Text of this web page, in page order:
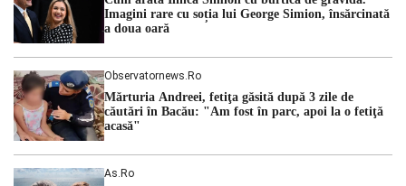
hidrologic din ultimii ani. Lipsa […]
Imagini rare cu soția lui George Simion, însărcinată
a doua oară
Observatornews.ro
Mărturia Andreei, fetiţa găsită după 3 zile de
căutări în Bacău: "Am fost în parc, apoi la o fetiţă
acasă"
As.ro